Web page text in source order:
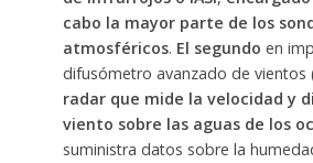
cabo la mayor parte de los
atmosféricos. El segundo en
difusómetro avanzado de vientos
radar que mide la velocidad y
viento sobre las aguas de los
suministra datos sobre la